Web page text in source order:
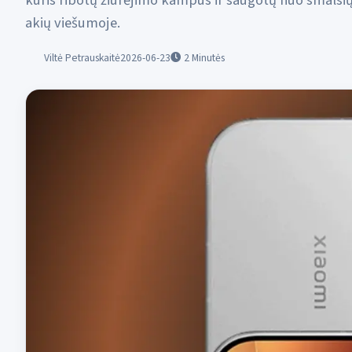
akių viešumoje.
Viltė Petrauskaitė2026-06-23 2Minutės